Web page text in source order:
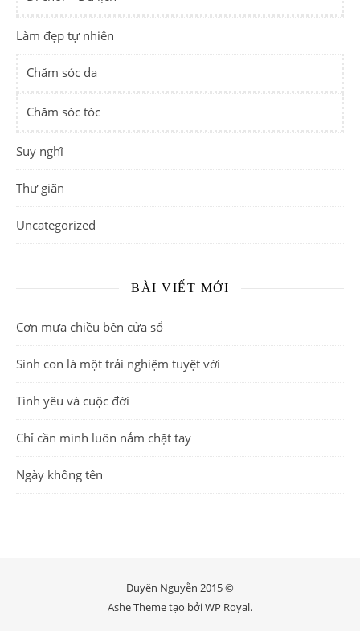
Làm đẹp tự nhiên
Chăm sóc da
Chăm sóc tóc
Suy nghĩ
Thư giãn
Uncategorized
BÀI VIẾT MỚI
Cơn mưa chiều bên cửa sổ
Sinh con là một trải nghiệm tuyệt vời
Tình yêu và cuộc đời
Chỉ cần mình luôn nắm chặt tay
Ngày không tên
Duyên Nguyễn 2015 ©
Ashe Theme tạo bởiWP Royal.